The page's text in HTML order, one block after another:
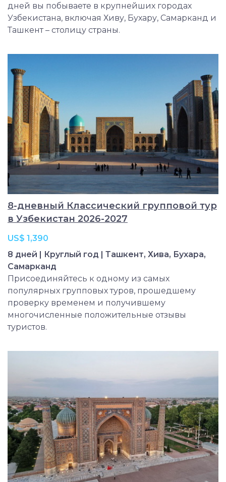
дней вы побываете в крупнейших городах
Узбекистана, включая Хиву, Бухару, Самарканд и
Ташкент – столицу страны.
8-дневный Классический групповой тур
в Узбекистан 2026-2027
US$ 1,390
8 дней | Круглый год | Ташкент, Хива, Бухара,
Самарканд
Присоединяйтесь к одному из самых
популярных групповых туров, прошедшему
проверку временем и получившему
многочисленные положительные отзывы
туристов.